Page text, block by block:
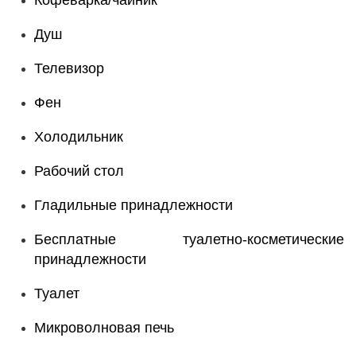
Душ
Телевизор
Фен
Холодильник
Рабочий стол
Гладильные принадлежности
Бесплатные туалетно-косметические
принадлежности
Туалет
Микроволновая печь